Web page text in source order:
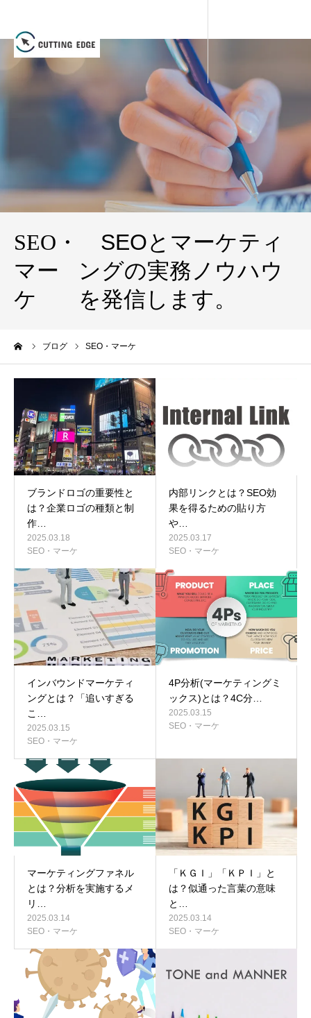
SEO・
マー
ケ
SEOとマーケティ
ングの実務ノウハウ
を発信します。
ブログ SEO・マーケ
ブランドロゴの重要性と
は？企業ロゴの種類と制
作…
2025.03.18
SEO・マーケ
内部リンクとは？SEO効
果を得るための貼り方
や…
2025.03.17
SEO・マーケ
インバウンドマーケティ
ングとは？「追いすぎる
こ…
2025.03.15
SEO・マーケ
4P分析(マーケティングミ
ックス)とは？4C分…
2025.03.15
SEO・マーケ
マーケティングファネル
とは？分析を実施するメ
リ…
2025.03.14
SEO・マーケ
「ＫＧＩ」「ＫＰＩ」と
は？似通った言葉の意味
と…
2025.03.14
SEO・マーケ